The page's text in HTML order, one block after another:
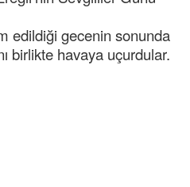
edildiği gecenin sonunda
birlikte havaya uçurdular.